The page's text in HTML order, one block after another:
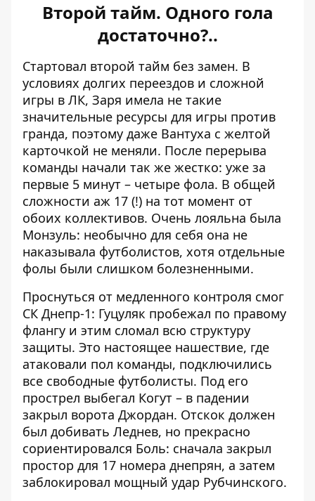
Второй тайм. Одного гола
достаточно?..
Стартовал второй тайм без замен. В
условиях долгих переездов и сложной
игры в ЛК, Заря имела не такие
значительные ресурсы для игры против
гранда, поэтому даже Вантуха с желтой
карточкой не меняли. После перерыва
команды начали так же жестко: уже за
первые 5 минут – четыре фола. В общей
сложности аж 17 (!) на тот момент от
обоих коллективов. Очень лояльна была
Монзуль: необычно для себя она не
наказывала футболистов, хотя отдельные
фолы были слишком болезненными.
Проснуться от медленного контроля смог
СК Днепр-1: Гуцуляк пробежал по правому
флангу и этим сломал всю структуру
защиты. Это настоящее нашествие, где
атаковали пол команды, подключились
все свободные футболисты. Под его
прострел выбегал Когут – в падении
закрыл ворота Джордан. Отскок должен
был добивать Леднев, но прекрасно
сориентировался Боль: сначала закрыл
простор для 17 номера днепрян, а затем
заблокировал мощный удар Рубчинского.